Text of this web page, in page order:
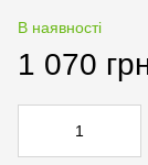
В наявності
1 070